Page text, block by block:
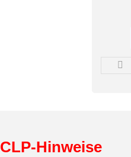
CLP-Hinweise